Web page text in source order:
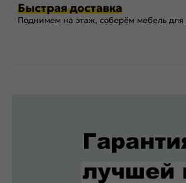
Быстрая доставка
Поднимем на этаж, соберём мебель для